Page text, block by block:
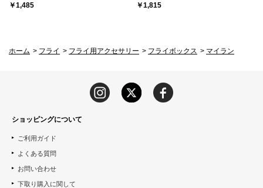
￥1,485
￥1,815
ホーム > フライ > フライ用アクセサリー > フライボックス > マイラン
ショッピングについて
ご利用ガイド
よくある質問
お問い合わせ
下取り購入に関して